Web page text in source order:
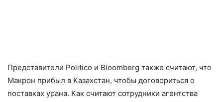
Представители Politico и Bloomberg также считают, что
Макрон прибыл в Казахстан, чтобы договориться о
поставках урана. Как считают сотрудники агентства